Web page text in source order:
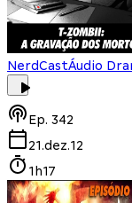
NerdCastÁudio
Ep. 342
21.dez.12
1h17